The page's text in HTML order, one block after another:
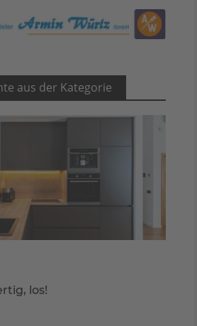
aus der Kategorie
los!